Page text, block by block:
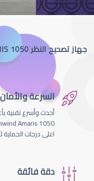
جهاز تصحيح النظر SCHWIND AMARIS 1050
السرعة والأمان
أحدث وأسرع تقنية
اعلى درجات الحماية
دقة فائقة